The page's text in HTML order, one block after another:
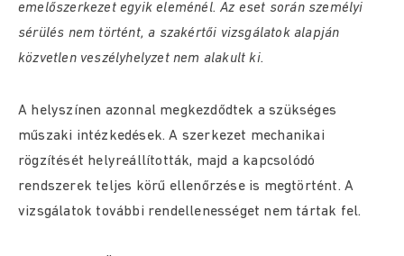
emelőszerkezet egyik eleménél. Az eset során személyi
sérülés nem történt, a szakértői vizsgálatok alapján
közvetlen veszélyhelyzet nem alakult ki.
A helyszínen azonnal megkezdődtek a szükséges
műszaki intézkedések. A szerkezet mechanikai
rögzítését helyreállították, majd a kapcsolódó
rendszerek teljes körű ellenőrzése is megtörtént. A
vizsgálatok további rendellenességet nem tártak fel.